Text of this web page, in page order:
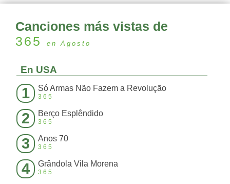
Canciones más vistas de
365
en Agosto
En USA
1 Só Armas Não Fazem a Revolução
365
2 Berço Esplêndido
365
3 Anos 70
365
4 Grândola Vila Morena
365